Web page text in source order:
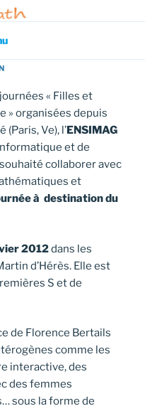
« Filles et
» organisées depuis
Ve), l’ENSIMAG
et de
collaborer avec
et
à destination du
2012dans les
d’Hérès. Elle est
S et de
de Florence Bertails
comme les
interactive, des
des femmes
sous la forme de